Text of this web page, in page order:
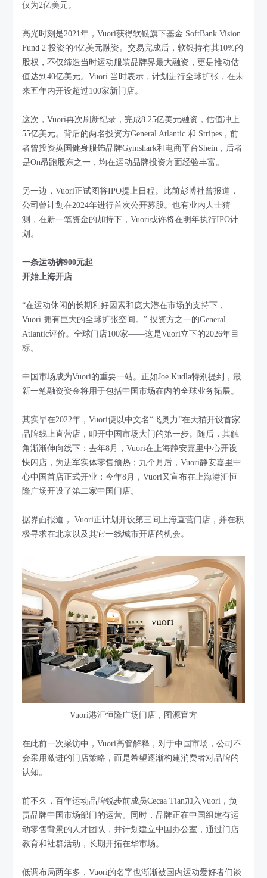
仅为2亿美元。
高光时刻是2021年，Vuori获得软银旗下基金 SoftBank Vision
Fund 2 投资的4亿美元融资。交易完成后，软银持有其10%的
股权，不仅缔造当时运动服装品牌界最大融资，更是推动估
值达到40亿美元。Vuori 当时表示，计划进行全球扩张，在未
来五年内开设超过100家新门店。
这次，Vuori再次刷新纪录，完成8.25亿美元融资，估值冲上
55亿美元。背后的两名投资方General Atlantic 和 Stripes，前
者曾投资英国健身服饰品牌Gymshark和电商平台Shein，后者
是On昂跑股东之一，均在运动品牌投资方面经验丰富。
另一边，Vuori正试图将IPO提上日程。此前彭博社曾报道，
公司曾计划在2024年进行首次公开募股。也有业内人士猜
测，在新一笔资金的加持下，Vuori或许将在明年执行IPO计
划。
一条运动裤900元起
开始上海开店
“在运动休闲的长期利好因素和庞大潜在市场的支持下，
Vuori 拥有巨大的全球扩张空间。” 投资方之一的General
Atlantic评价。全球门店100家——这是Vuori立下的2026年目
标。
中国市场成为Vuori的重要一站。正如Joe Kudla特别提到，最
新一笔融资资金将用于包括中国市场在内的全球业务拓展。
其实早在2022年，Vuori便以中文名“飞奥力”在天猫开设首家
品牌线上直营店，叩开中国市场大门的第一步。随后，其触
角渐渐伸向线下：去年8月，Vuori在上海静安嘉里中心开设
快闪店，为进军实体零售预热；九个月后，Vuori静安嘉里中
心中国首店正式开业；今年8月，Vuori又宣布在上海港汇恒
隆广场开设了第二家中国门店。
据界面报道， Vuori正计划开设第三间上海直营门店，并在积
极寻求在北京以及其它一线城市开店的机会。
Vuori港汇恒隆广场门店，图源官方
在此前一次采访中，Vuori高管解释，对于中国市场，公司不
会采用激进的门店策略，而是希望逐渐构建消费者对品牌的
认知。
前不久，百年运动品牌锐步前成员Cecaa Tian加入Vuori，负
责品牌中国市场部门的运营。同时，品牌正在中国组建有运
动零售背景的人才团队，并计划建立中国办公室，通过门店
教育和社群活动，长期开拓在华市场。
低调布局两年多，Vuori的名字也渐渐被国内运动爱好者们谈